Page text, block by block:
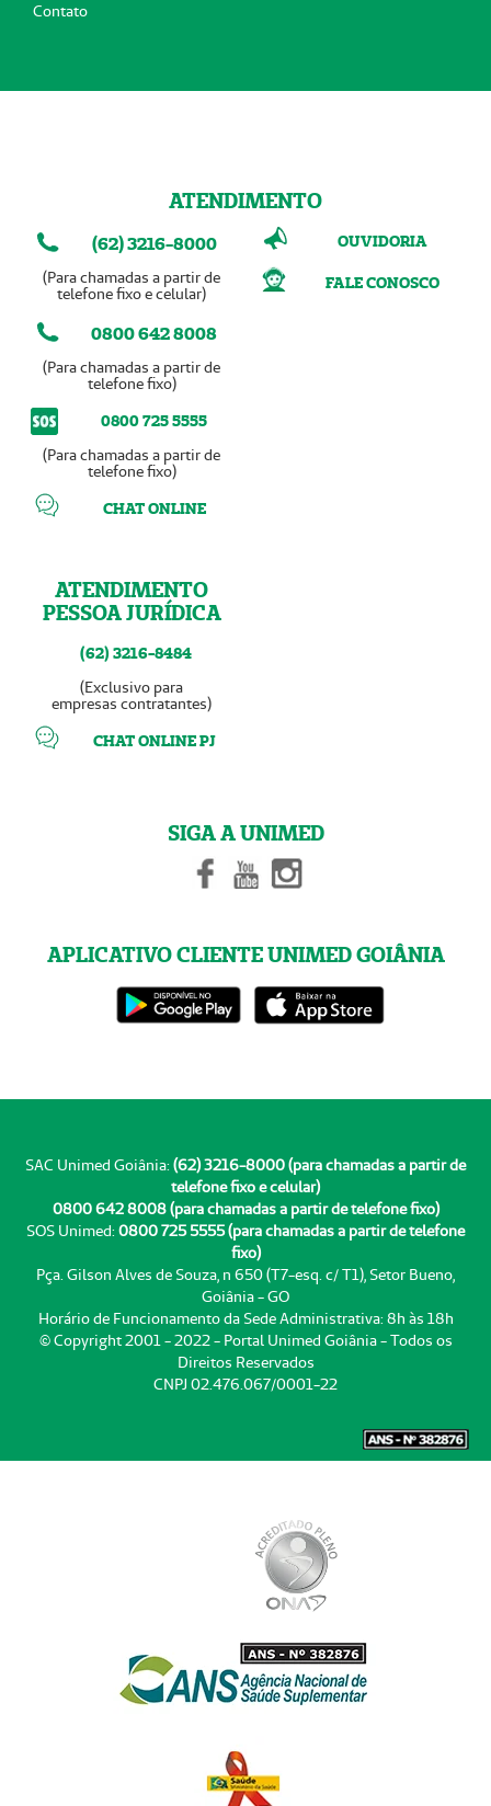
Contato
ATENDIMENTO
(62) 3216-8000
(Para chamadas a partir de
telefone fixo e celular)
0800 642 8008
(Para chamadas a partir de
telefone fixo)
0800 725 5555
(Para chamadas a partir de
telefone fixo)
CHAT ONLINE
ATENDIMENTO
PESSOA JURÍDICA
(62) 3216-8484
(Exclusivo para
empresas contratantes)
CHAT ONLINE PJ
OUVIDORIA
FALE CONOSCO
SIGA A UNIMED
APLICATIVO CLIENTE UNIMED GOIÂNIA
SAC Unimed Goiânia: (62) 3216-8000 (para chamadas a partir de
telefone fixo e celular)
0800 642 8008 (para chamadas a partir de telefone fixo)
SOS Unimed: 0800 725 5555 (para chamadas a partir de telefone
fixo)
Pça. Gilson Alves de Souza, n 650 (T7-esq. c/ T1), Setor Bueno,
Goiânia - GO
Horário de Funcionamento da Sede Administrativa: 8h às 18h
© Copyright 2001 - 2022 - Portal Unimed Goiânia - Todos os
Direitos Reservados
CNPJ 02.476.067/0001-22